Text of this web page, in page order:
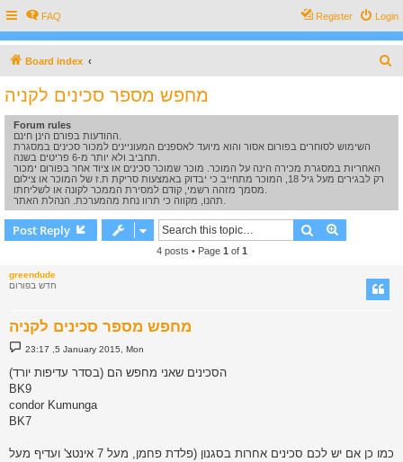
FAQ Login
Register
Board index
מחפש מספר סכינים לקניה
Forum rules
השימוש לסוחרים בפורום אסור והוא מיועד לאספנים המעוניינים למכור סכינים במסגרת
האחריות במסגרת מכירה הינה על המוכר. מוכר שמוכר סכינים או ציוד אחר בפורום ימכור
רק לבגירים מעל גיל 18, המוכר מתחייב כי יבדוק באמצעות סריקת ת.ז של המוכר או צילום
Post Reply Search
4 posts • Page 1 of 1
greendude
חדש בפורום
מחפש מספר סכינים לקניה
P
o
t
23:17 ,5 January 2015, Mon
הסכינים שאני מחפש הם (בסדר עדיפות יורד)
BK9
condor Kumunga
BK7
כמו כן אם יש לכם סכינים אחרות בסגנון (פלדת פחמן, מעל 7 אינטצ' ועדיף מעל